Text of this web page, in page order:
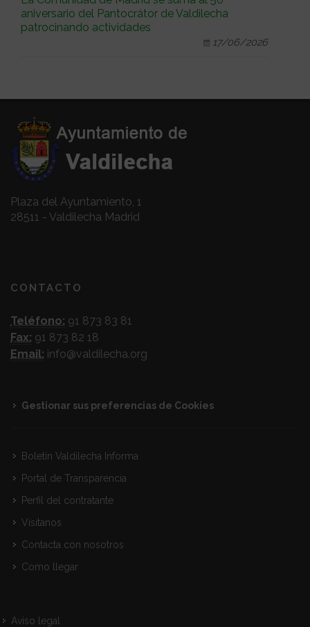
aniversario del Pantocrátor de Valdilecha
patrocinando actividades
17/06/2026
Plaza del Ayuntamiento, 1
28511 - Valdilecha Madrid
CONTACTO
Teléfono: 91 873 83 81
Fax: 91 873 82 18
Email: info@valdilecha.org
Gestionar sus preferencias de Cookies
Boletín Valdilecha Informa
Portal de Transparencia
Perfil del contratante
Visitanos
Contacta con nosotros
Como llegar
Aviso legal